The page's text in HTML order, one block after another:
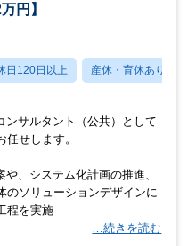
円】
日120日以上 産休・育休あり
サルタント（公共）として
任せします。
や、システム化計画の推進、
のソリューションデザインに
程を実施
…続きを読む